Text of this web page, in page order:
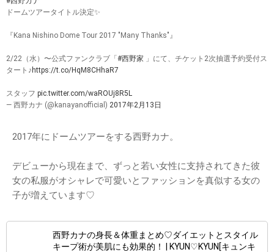
ドームツアータイトル決定✨
『Kana Nishino Dome Tour 2017 "Many Thanks"』
2/22（水）〜公式ファンクラブ「#西野家 」にて、チケット2次抽選予約受付ス
タート♪ https://t.co/HqM8CHhaR7
スタッフ pic.twitter.com/waROUj8R5L
— 西野カナ (@kanayanofficial) 2017年2月13日
2017年にドームツアーをする西野カナ。
デビューから現在まで、ずっと若い女性に支持されてきた彼
女の私服がオシャレで可愛いとファッションを真似する女の
子が増えています♡
西野カナの身長＆体重まとめ♡ダイエットとスタイル
キープ術が美肌にも効果的！ | KYUN♡KYUN[キュンキ